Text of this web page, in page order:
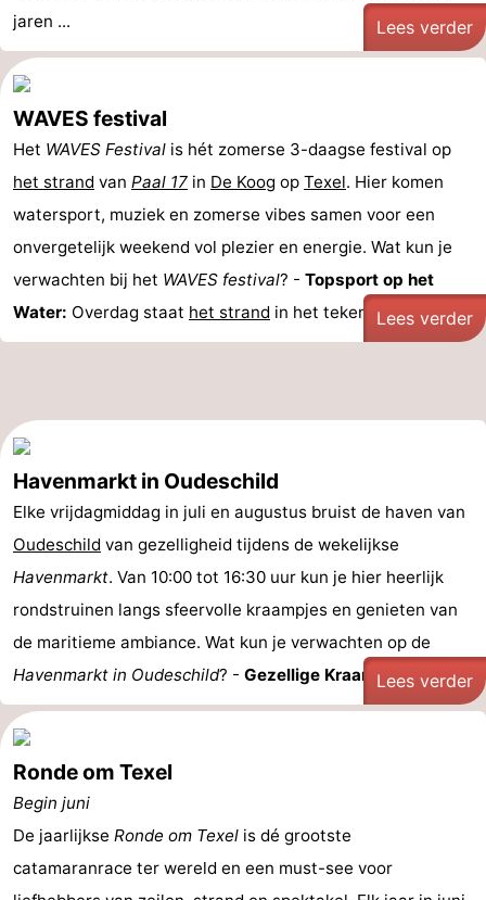
jaren ...
Lees verder
WAVES festival
Het WAVES Festival is hét zomerse 3-daagse festival op
het strand van Paal 17 in De Koog op Texel. Hier komen
watersport, muziek en zomerse vibes samen voor een
onvergetelijk weekend vol plezier en energie. Wat kun je
verwachten bij het WAVES festival? - Topsport op het
Water: Overdag staat het strand in het teken van ...Lees verder
Havenmarkt in Oudeschild
Elke vrijdagmiddag in juli en augustus bruist de haven van
Oudeschild van gezelligheid tijdens de wekelijkse
Havenmarkt. Van 10:00 tot 16:30 uur kun je hier heerlijk
rondstruinen langs sfeervolle kraampjes en genieten van
de maritieme ambiance. Wat kun je verwachten op de
Havenmarkt in Oudeschild? - Gezellige Kraampjes: ...
Lees verder
Ronde om Texel
Begin juni
De jaarlijkse Ronde om Texel is dé grootste
catamaranrace ter wereld en een must-see voor